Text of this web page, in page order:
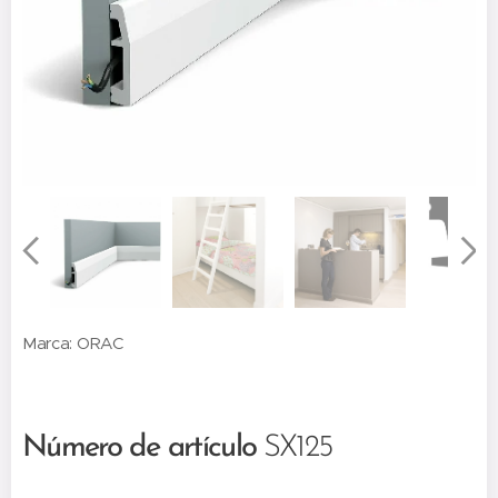
Marca: ORAC
Número de artículoSX125